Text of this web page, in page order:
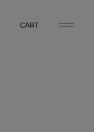
CART